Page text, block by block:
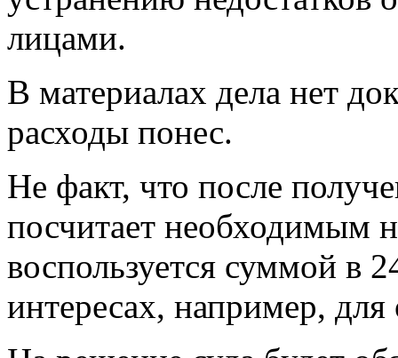
лицами.
В материалах дела нет
расходы понес.
Не факт, что после
посчитает необходимым
воспользуется суммой в
интересах, например, для